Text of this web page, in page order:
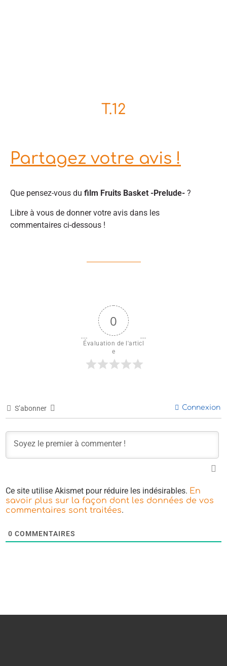
T.12
Partagez votre avis !
Que pensez-vous du film Fruits Basket -Prelude- ?
Libre à vous de donner votre avis dans les
commentaires ci-dessous !
0
Évaluation de l'articl
e
S’abonner Connexion
Ce site utilise Akismet pour réduire les indésirables. En
savoir plus sur la façon dont les données de vos
commentaires sont traitées.
0 COMMENTAIRES